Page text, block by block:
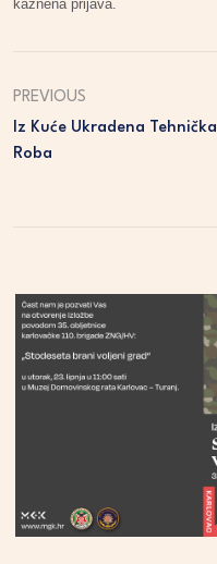
kaznena prijava.
PREVIOUS
Iz Kuće Ukradena Tehnička
Roba